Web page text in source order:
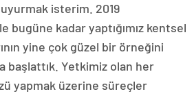
isterim. 2019
bugüne kadar yaptığımız kentsel
yine çok güzel bir örneğini
başlattık. Yetkimiz olan her
yapmak üzerine süreçler